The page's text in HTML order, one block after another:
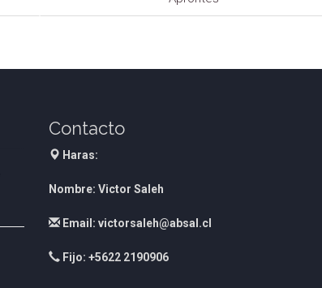
Contacto
Haras:
Nombre: Victor Saleh
Email: victorsaleh@absal.cl
Fijo: +5622 2190906